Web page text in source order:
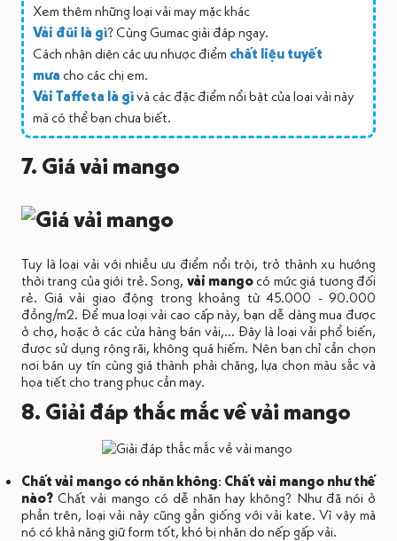
Xem thêm những loại vải may mặc khác
Vải đũi là gì? Cùng Gumac giải đáp ngay.
Cách nhận diện các ưu nhược điểm chất liệu tuyết
mưa cho các chị em.
Vải Taffeta là gìvà các đặc điểm nổi bật của loại vải này
mà có thể bạn chưa biết.
7. Giá vải mango
Tuy là loại vải với nhiều ưu điểm nổi trội, trở thành xu hướng
thời trang của giới trẻ. Song, vải mangocó mức giá tương đối
rẻ. Giá vải giao động trong khoảng từ 45.000 - 90.000
đồng/m2. Để mua loại vải cao cấp này, bạn dễ dàng mua được
ở chợ, hoặc ở các cửa hàng bán vải,... Đây là loại vải phổ biến,
được sử dụng rộng rãi, không quá hiếm. Nên bạn chỉ cần chọn
nơi bán uy tín cùng giá thành phải chăng, lựa chọn màu sắc và
họa tiết cho trang phục cần may.
8. Giải đáp thắc mắc về vải mango
Chất vải mango có nhăn không: Chất vải mango như thế
nào? Chất vải mango có dễ nhăn hay không? Như đã nói ở
phần trên, loại vải này cũng gần giống với vải kate. Vì vậy mà
nó có khả năng giữ form tốt, khó bị nhăn do nếp gấp vải.